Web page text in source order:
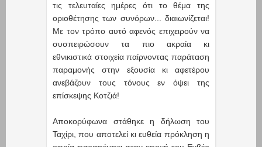
τις τελευταίες ημέρες ότι το θέμα της
οριοθέτησης των συνόρων... διαιωνίζεται!
Με τον τρόπο αυτό αφενός επιχειρούν να
συσπειρώσουν τα πιο ακραία κι
εθνικιστικά στοιχεία παίρνοντας παράταση
παραμονής στην εξουσία κι αφετέρου
ανεβάζουν τους τόνους εν όψει της
επίσκεψης Κοτζιά!
Αποκορύφωνα στάθηκε η δήλωση του
Ταχίρι, που αποτελεί κι ευθεία πρόκληση η